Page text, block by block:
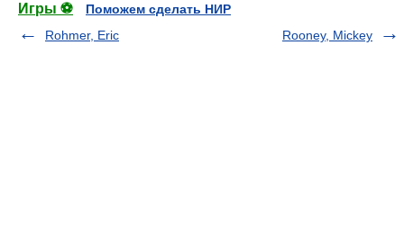
Игры ⚽
Поможем сделать НИР
Rohmer, Eric
Rooney, Mickey